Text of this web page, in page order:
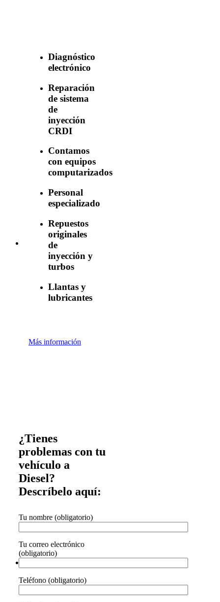
Diagnóstico
electrónico
Reparación
de sistema
de
inyección
CRDI
Contamos
con equipos
computarizados
Personal
especializado
Repuestos
originales
de
inyección y
turbos
Llantas y
lubricantes
Más información
¿Tienes
problemas con tu
vehículo a
Diesel?
Descríbelo aquí:
Tu nombre (obligatorio)
Tu correo electrónico
(obligatorio)
Teléfono (obligatorio)